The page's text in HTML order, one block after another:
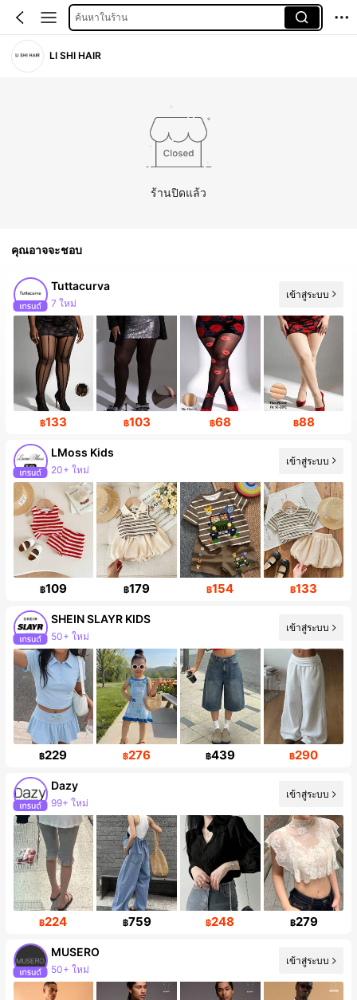
ค้นหาในร้าน
LI SHI HAIR
ร้านปิดแล้ว
คุณอาจจะชอบ
Tuttacurva
7 ใหม่
เข้าสู่ระบบ
฿133 ฿103 ฿68 ฿88
LMoss Kids
20+ ใหม่
เข้าสู่ระบบ
฿109 ฿179 ฿154 ฿133
SHEIN SLAYR KIDS
50+ ใหม่
เข้าสู่ระบบ
฿229 ฿276 ฿439 ฿290
Dazy
99+ ใหม่
ผู้ติดตาม 6.6M คน
เข้าสู่ระบบ
฿224 ฿759 ฿248 ฿279
MUSERO
50+ ใหม่
ผู้ติดตาม 163K คน
เข้าสู่ระบบ